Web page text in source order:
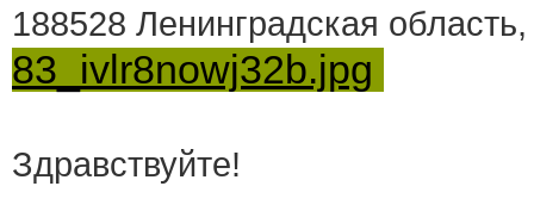
188528 Ленинградская
83_ivlr8nowj32b.jpg
Здравствуйте!